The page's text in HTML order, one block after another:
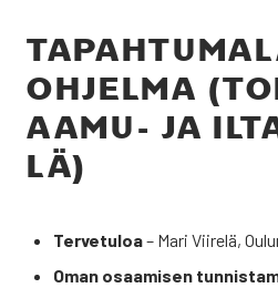
OHJEL­MA
AAMU- JA
LÄ)
Ter­ve­tu­loa– Mari Vii­re­lä,
Oman osaa­mi­sen